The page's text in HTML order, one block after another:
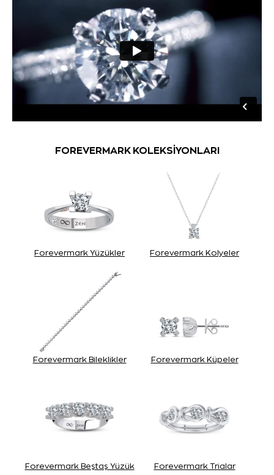
FOREVERMARK KOLEKSİYONLARI
Forevermark Yüzükler Forevermark Kolyeler
Forevermark Bileklikler Forevermark Küpeler
Forevermark Beştaş Yüzük Forevermark Trialar